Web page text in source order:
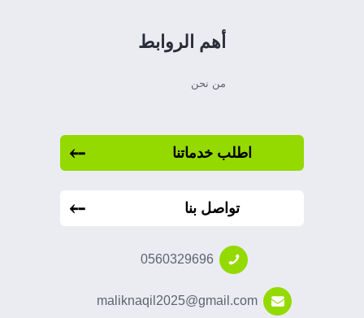
أهم الروابط
من نحن
اطلب خدماتنا
تواصل بنا